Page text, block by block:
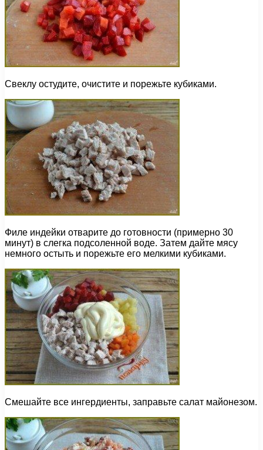
Свеклу остудите, очистите и порежьте кубиками.
Филе индейки отварите до готовности (примерно 30
минут) в слегка подсоленной воде. Затем дайте мясу
немного остыть и порежьте его мелкими кубиками.
Смешайте все ингердиенты, заправьте салат майонезом.